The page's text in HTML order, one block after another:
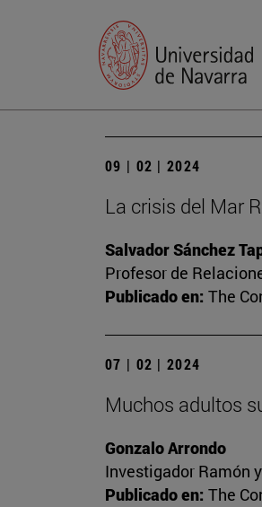
09 | 02 | 2024
La crisis del Mar
Salvador Sánchez
Profesor de
Publicado en: The
07 | 02 | 2024
Muchos adultos
Gonzalo Arrondo
Investigador Ramón
Publicado en: The